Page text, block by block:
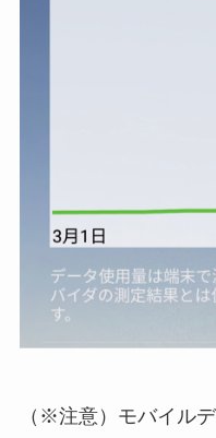
（※注意）モバイル